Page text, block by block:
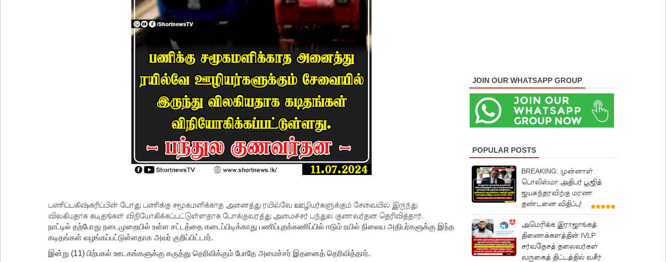
பணிப்பகிஷ்கரிப்பின் போது பணிக்கு சமூகமளிக்காத அனைத்து ரயில்வே ஊழியர்களுக்கும் சேவையில் இருந்து
விலகியதாக கடிதங்கள் விநியோகிக்கப்பட்டுள்ளதாக போக்குவரத்து அமைச்சர் பந்துல குணவர்தன தெரிவித்தார்.
நாட்டில் தற்போது நடைமுறையில் உள்ள சட்டத்தை கடைப்பிடிக்காது பணிப்புறக்கணிப்பில் ஈடும் ரயில் நிலைய அதிபர்களுக்கு இந்த
கடிதங்கள் வழங்கப்பட்டுள்ளதாக அவர் குறிப்பிட்டார்.
இன்று (11) பிற்பகல் ஊடகங்களுக்கு கருத்து தெரிவிக்கும் போதே அமைச்சர் இதனைத் தெரிவித்தார்.
JOIN OUR WHATSAPP GROUP
POPULAR POSTS
BREAKING: முன்னாள்
பொலிஸ்மா அதிபர் பூஜித்
ஜயசுந்தரவிற்கு மரண
தண்டனை விதிப்பு!
அமெரிக்க இராஜாங்கத்
திணைக்களத்தின் IVLP
சர்வதேசத் தலைவர்கள்
வருகைத் திட்டத்தில் வசீர்